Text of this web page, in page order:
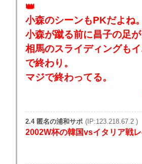
小森のシーンもPKだよね。
小森が蹴る前に昌子の足が
相馬のスライディングも
で終わり。
マジで終わってる。
2.4 匿名の浦和サポ (IP:123.218.67.2 )
2002W杯の韓国vsイタリア戦